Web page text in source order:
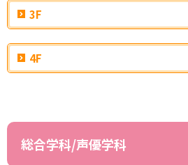
3F
4F
総合学科/声優学科